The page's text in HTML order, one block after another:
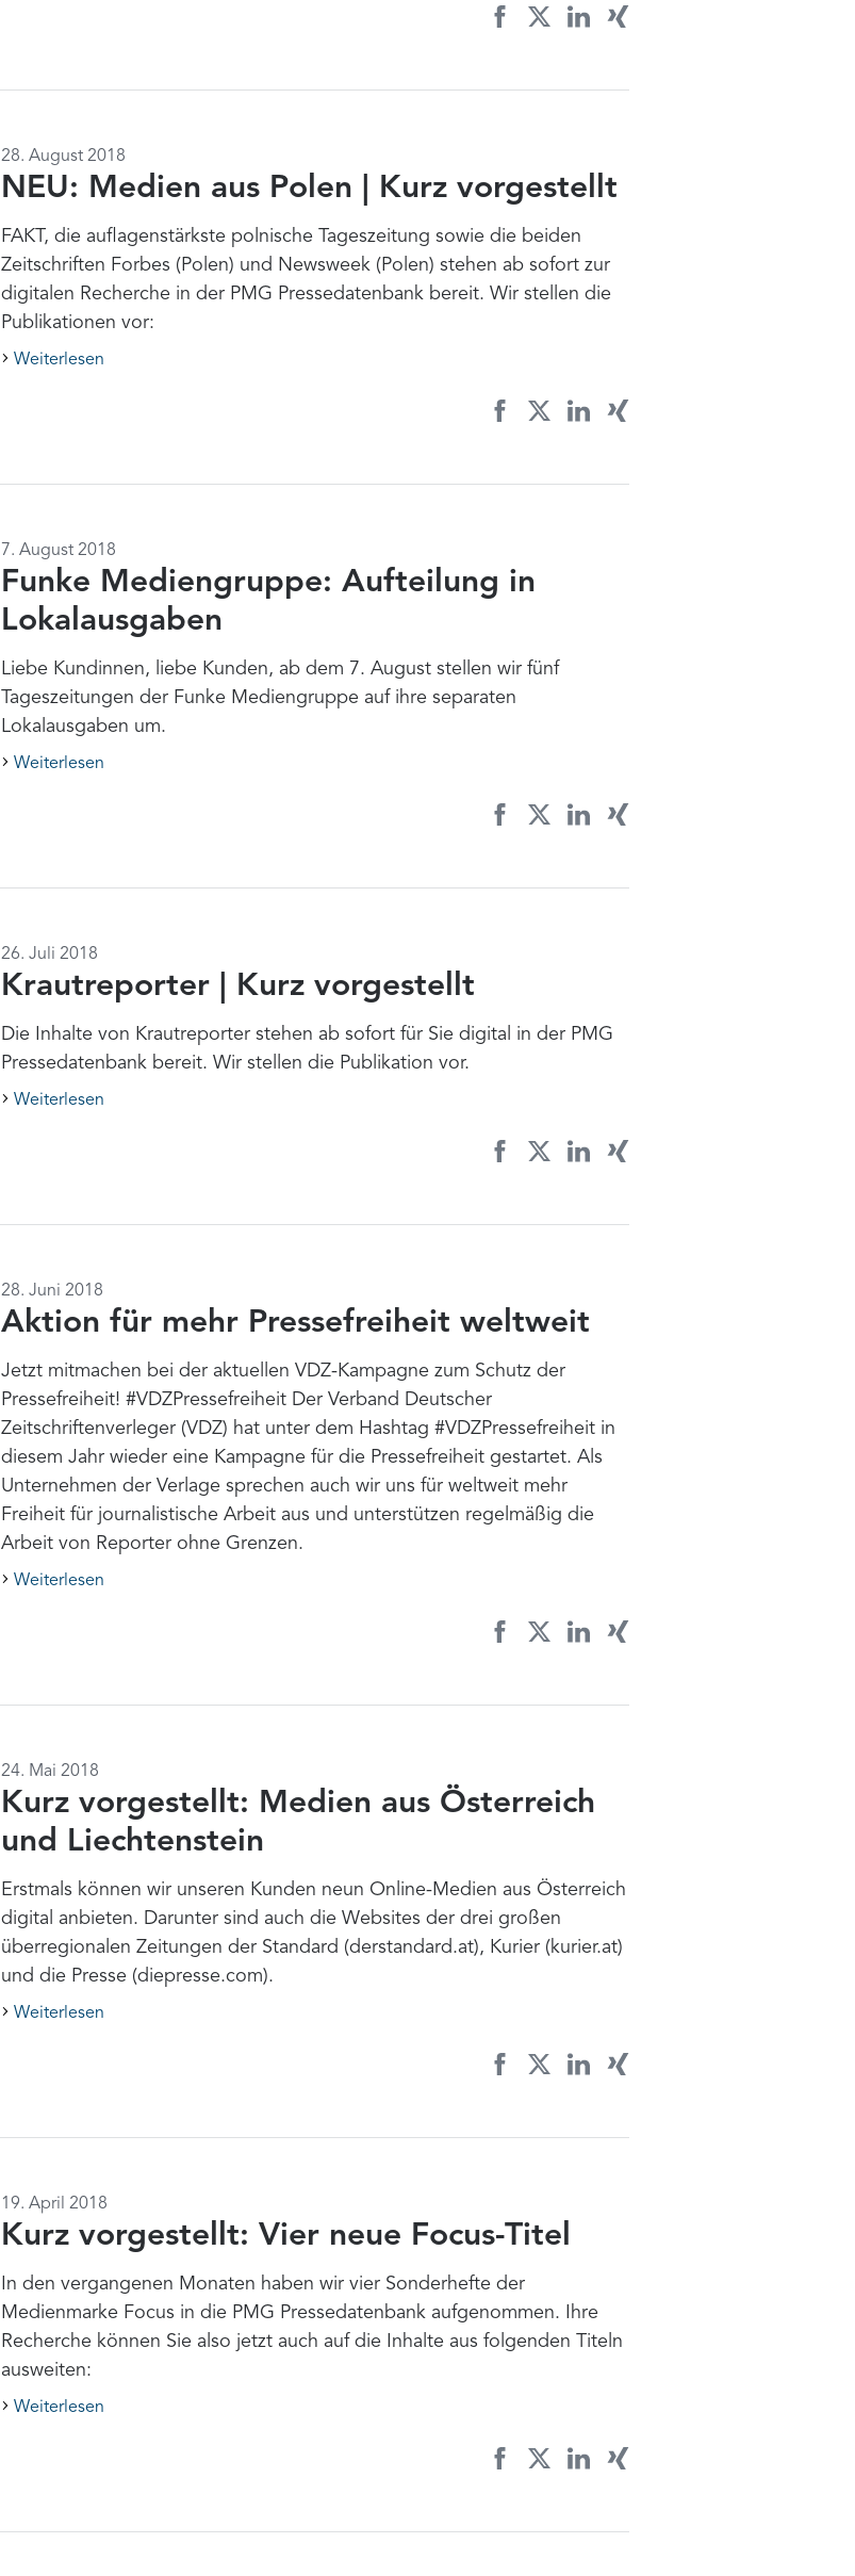
28. August 2018
NEU: Medien aus Polen | Kurz vorgestellt
FAKT, die auflagenstärkste polnische Tageszeitung sowie die beiden
Zeitschriften Forbes (Polen) und Newsweek (Polen) stehen ab sofort zur
digitalen Recherche in der PMG Pressedatenbank bereit. Wir stellen die
Publikationen vor:
Weiterlesen
7. August 2018
Funke Mediengruppe: Aufteilung in
Lokalausgaben
Liebe Kundinnen, liebe Kunden, ab dem 7. August stellen wir fünf
Tageszeitungen der Funke Mediengruppe auf ihre separaten
Lokalausgaben um.
Weiterlesen
26. Juli 2018
Krautreporter | Kurz vorgestellt
Die Inhalte von Krautreporter stehen ab sofort für Sie digital in der PMG
Pressedatenbank bereit. Wir stellen die Publikation vor.
Weiterlesen
28. Juni 2018
Aktion für mehr Pressefreiheit weltweit
Jetzt mitmachen bei der aktuellen VDZ-Kampagne zum Schutz der
Pressefreiheit! #VDZPressefreiheit Der Verband Deutscher
Zeitschriftenverleger (VDZ) hat unter dem Hashtag #VDZPressefreiheit in
diesem Jahr wieder eine Kampagne für die Pressefreiheit gestartet. Als
Unternehmen der Verlage sprechen auch wir uns für weltweit mehr
Freiheit für journalistische Arbeit aus und unterstützen regelmäßig die
Arbeit von Reporter ohne Grenzen.
Weiterlesen
24. Mai 2018
Kurz vorgestellt: Medien aus Österreich
und Liechtenstein
Erstmals können wir unseren Kunden neun Online-Medien aus Österreich
digital anbieten. Darunter sind auch die Websites der drei großen
überregionalen Zeitungen der Standard (derstandard.at), Kurier (kurier.at)
und die Presse (diepresse.com).
Weiterlesen
19. April 2018
Kurz vorgestellt: Vier neue Focus-Titel
In den vergangenen Monaten haben wir vier Sonderhefte der
Medienmarke Focus in die PMG Pressedatenbank aufgenommen. Ihre
Recherche können Sie also jetzt auch auf die Inhalte aus folgenden Titeln
ausweiten:
Weiterlesen